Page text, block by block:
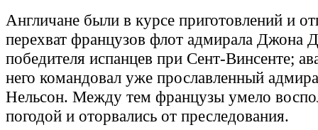
Англичане были в курсе приготовлений и
перехват французов флот адмирала Джона
победителя испанцев при Сент-Винсенте;
него командовал уже прославленный
Нельсон. Между тем французы умело
погодой и оторвались от преследования.